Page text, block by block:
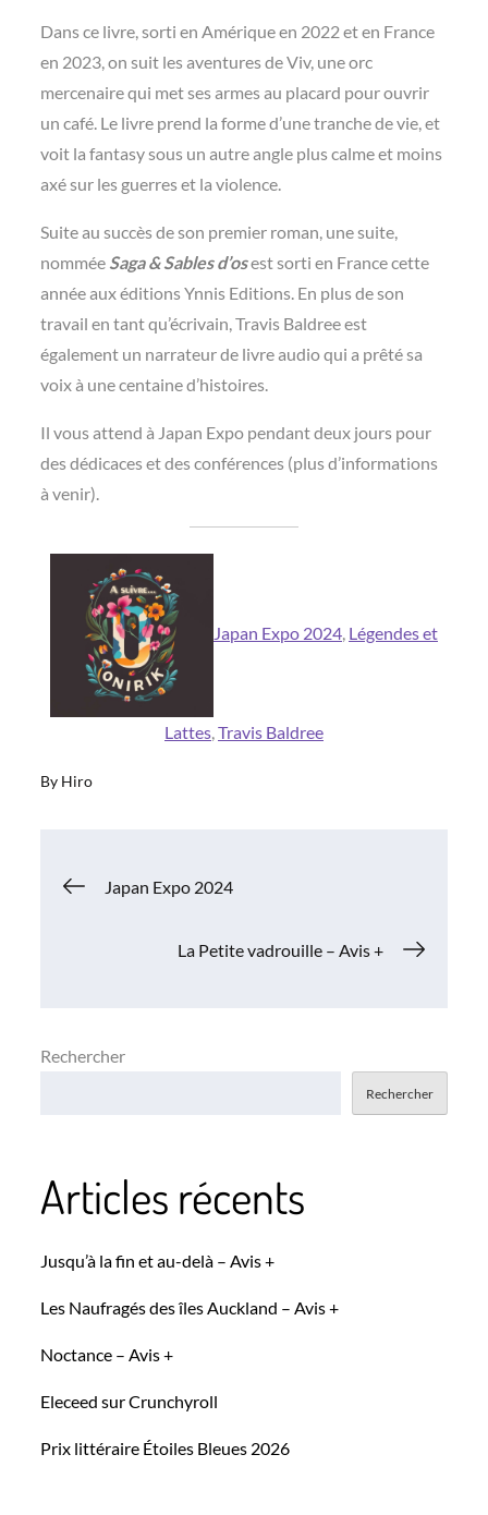
Dans ce livre, sorti en Amérique en 2022 et en France
en 2023, on suit les aventures de Viv, une orc
mercenaire qui met ses armes au placard pour ouvrir
un café. Le livre prend la forme d’une tranche de vie, et
voit la fantasy sous un autre angle plus calme et moins
axé sur les guerres et la violence.
Suite au succès de son premier roman, une suite,
nommée Saga & Sables d’osest sorti en France cette
année aux éditions Ynnis Editions. En plus de son
travail en tant qu’écrivain, Travis Baldree est
également un narrateur de livre audio qui a prêté sa
voix à une centaine d’histoires.
Il vous attend à Japan Expo pendant deux jours pour
des dédicaces et des conférences (plus d’informations
à venir).
Japan Expo 2024 Légendes et
Lattes Travis Baldree
By Hiro
Navigation
Japan Expo 2024
La Petite vadrouille – Avis +
Rechercher
Rechercher
Articles récents
Jusqu’à la fin et au-delà – Avis +
Les Naufragés des îles Auckland – Avis +
Noctance – Avis +
Eleceed sur Crunchyroll
Prix littéraire Étoiles Bleues 2026